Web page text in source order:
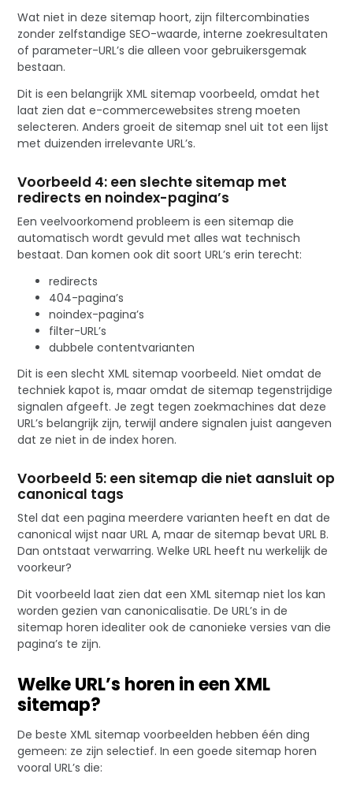
Wat niet in deze sitemap hoort, zijn filtercombinaties
zonder zelfstandige SEO-waarde, interne zoekresultaten
of parameter-URL’s die alleen voor gebruikersgemak
bestaan.
Dit is een belangrijk XML sitemap voorbeeld, omdat het
laat zien dat e-commercewebsites streng moeten
selecteren. Anders groeit de sitemap snel uit tot een lijst
met duizenden irrelevante URL’s.
Voorbeeld 4: een slechte sitemap met
redirects en noindex-pagina’s
Een veelvoorkomend probleem is een sitemap die
automatisch wordt gevuld met alles wat technisch
bestaat. Dan komen ook dit soort URL’s erin terecht:
redirects
404-pagina’s
noindex-pagina’s
filter-URL’s
dubbele contentvarianten
Dit is een slecht XML sitemap voorbeeld. Niet omdat de
techniek kapot is, maar omdat de sitemap tegenstrijdige
signalen afgeeft. Je zegt tegen zoekmachines dat deze
URL’s belangrijk zijn, terwijl andere signalen juist aangeven
dat ze niet in de index horen.
Voorbeeld 5: een sitemap die niet aansluit op
canonical tags
Stel dat een pagina meerdere varianten heeft en dat de
canonical wijst naar URL A, maar de sitemap bevat URL B.
Dan ontstaat verwarring. Welke URL heeft nu werkelijk de
voorkeur?
Dit voorbeeld laat zien dat een XML sitemap niet los kan
worden gezien van canonicalisatie. De URL’s in de
sitemap horen idealiter ook de canonieke versies van die
pagina’s te zijn.
Welke URL’s horen in een XML
sitemap?
De beste XML sitemap voorbeelden hebben één ding
gemeen: ze zijn selectief. In een goede sitemap horen
vooral URL’s die: